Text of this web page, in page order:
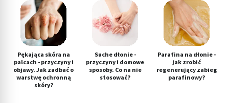
Pękająca skóra na
palcach - przyczyny i
objawy. Jak zadbać o
warstwę ochronną
skóry?
Suche dłonie -
przyczyny i domowe
sposoby. Co na nie
stosować?
Parafina na dłonie -
jak zrobić
regenerujący zabieg
parafinowy?